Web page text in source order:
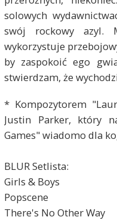
solowych
swój rockowy azyl.
wykorzystuje
by zaspokoić ego
stwierdzam, że
* Kompozytorem
Justin Parker, który
Games" wiadomo dla
BLUR Setlista:
Girls & Boys
Popscene
There's No Other Way